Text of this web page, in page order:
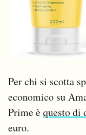
Per chi si scotta
economico su
Prime èquesto di
euro.